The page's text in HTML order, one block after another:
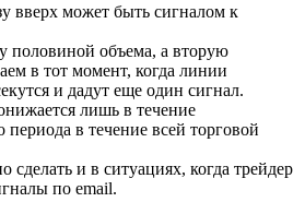
вверх может быть сигналом к
половиной объема, а вторую
в тот момент, когда линии
и дадут еще один сигнал.
лишь в течение
периода в течение всей торговой
сделать и в ситуациях, когда трейдер
по email.